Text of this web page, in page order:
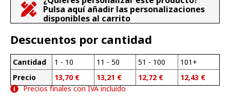
Pulsa aquí añadir las personalizaciones
disponibles al carrito
Descuentos por cantidad
Cantidad
Precio
1 - 10
13,70 €
11 - 50
13,21 €
51 - 100
12,72 €
101+
12,43 €
Precios finales con IVA incluido